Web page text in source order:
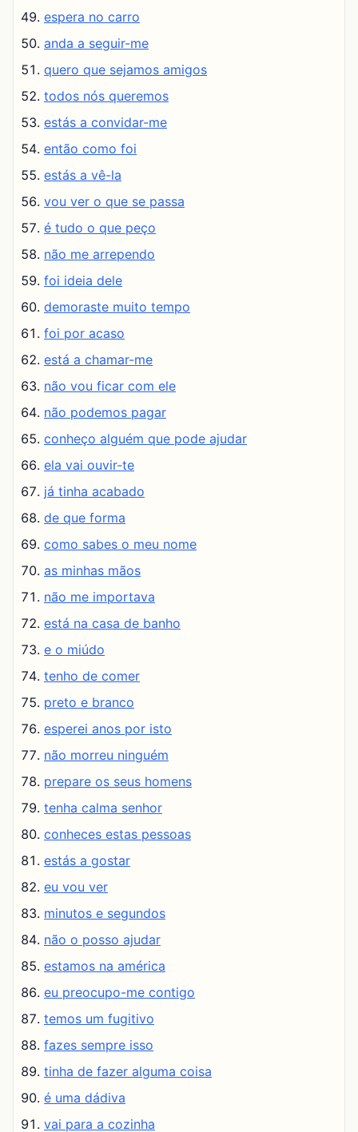
espera no carro
anda a seguir-me
quero que sejamos amigos
todos nós queremos
estás a convidar-me
então como foi
estás a vê-la
vou ver o que se passa
é tudo o que peço
não me arrependo
foi ideia dele
demoraste muito tempo
foi por acaso
está a chamar-me
não vou ficar com ele
não podemos pagar
conheço alguém que pode ajudar
ela vai ouvir-te
já tinha acabado
de que forma
como sabes o meu nome
as minhas mãos
não me importava
está na casa de banho
e o miúdo
tenho de comer
preto e branco
esperei anos por isto
não morreu ninguém
prepare os seus homens
tenha calma senhor
conheces estas pessoas
estás a gostar
eu vou ver
minutos e segundos
não o posso ajudar
estamos na américa
eu preocupo-me contigo
temos um fugitivo
fazes sempre isso
tinha de fazer alguma coisa
é uma dádiva
vai para a cozinha